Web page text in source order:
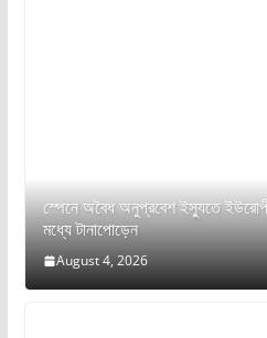
স্পেনে অবৈধ অনুপ্রবেশ ইস্যুতে
মধ্যে টানাপোড়েন
August 4, 2026